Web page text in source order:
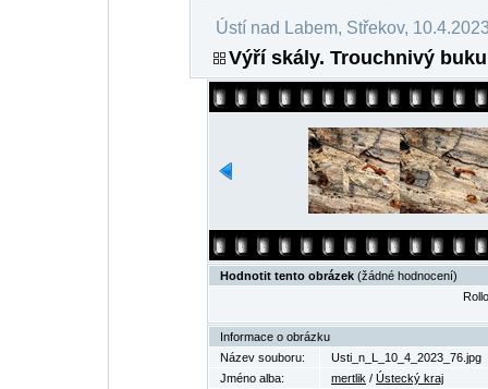
Ústí nad Labem, Střekov,
Výří skály. Trouchnivý
Hodnotit tento obrázek (žádné hodnocení)
Informace o obrázku
Název souboru:
Usti_n_L_10_4_2023_76.jpg
Jméno alba:
mertlik / Ústecký kraj